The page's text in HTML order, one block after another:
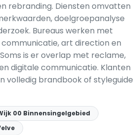
rebranding. Diensten omvatten
doelgroepanalyse
Bureaus werken met
art direction en
is er overlap met reclame,
digitale communicatie. Klanten
volledig brandbook of styleguide
00 Binnensingelgebied